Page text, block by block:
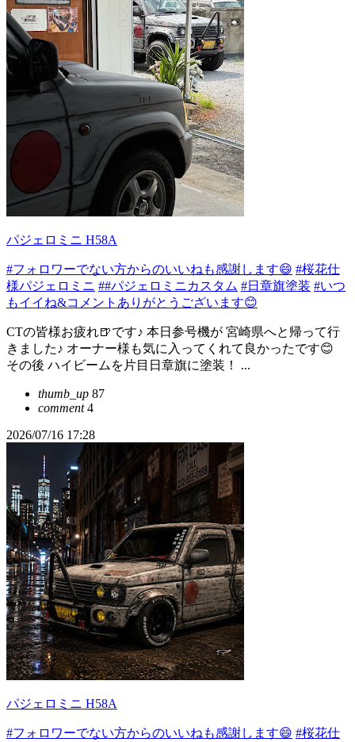
パジェロミニ H58A
#フォロワーでない方からのいいねも感謝します😄 #桜花仕
様パジェロミニ ##パジェロミニカスタム #日章旗塗装 #いつ
もイイね&コメントありがとうございます😊
CTの皆様お疲れ🍺です♪ 本日参号機が 宮崎県へと帰って行
きました♪ オーナー様も気に入ってくれて良かったです😊
その後 ハイビームを片目日章旗に塗装！ ...
thumb_up 87
comment4
2026/07/16 17:28
パジェロミニ H58A
#フォロワーでない方からのいいねも感謝します😄 #桜花仕